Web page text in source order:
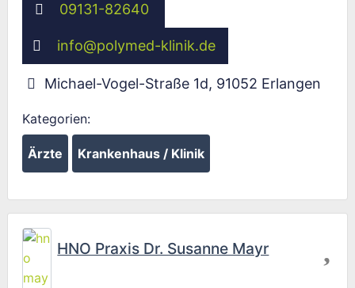
09131-82640
info@polymed-klinik.de
Michael-Vogel-Straße 1d, 91052 Erlangen
Kategorien:
Ärzte Krankenhaus / Klinik
HNO Praxis Dr. Susanne Mayr